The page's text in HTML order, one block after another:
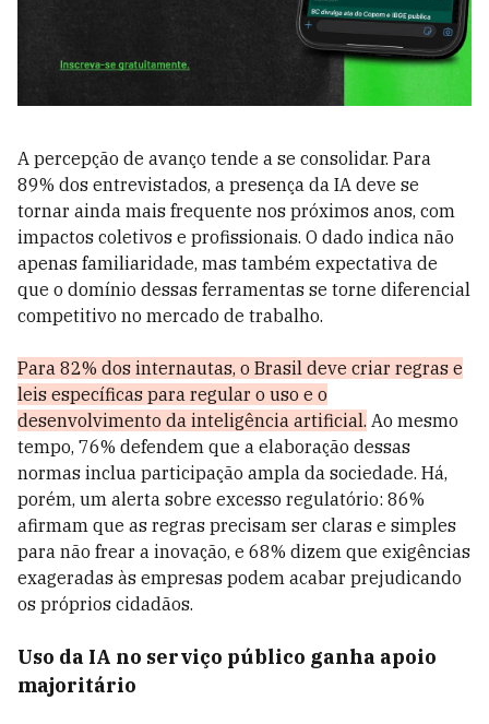
A percepção de avanço tende a se consolidar. Para
89% dos entrevistados, a presença da IA deve se
tornar ainda mais frequente nos próximos anos, com
impactos coletivos e profissionais. O dado indica não
apenas familiaridade, mas também expectativa de
que o domínio dessas ferramentas se torne diferencial
competitivo no mercado de trabalho.
Para 82% dos internautas, o Brasil deve criar regras e
leis específicas para regular o uso e o
desenvolvimento da inteligência artificial. Ao mesmo
tempo, 76% defendem que a elaboração dessas
normas inclua participação ampla da sociedade. Há,
porém, um alerta sobre excesso regulatório: 86%
afirmam que as regras precisam ser claras e simples
para não frear a inovação, e 68% dizem que exigências
exageradas às empresas podem acabar prejudicando
os próprios cidadãos.
Uso da IA no serviço público ganha apoio
majoritário